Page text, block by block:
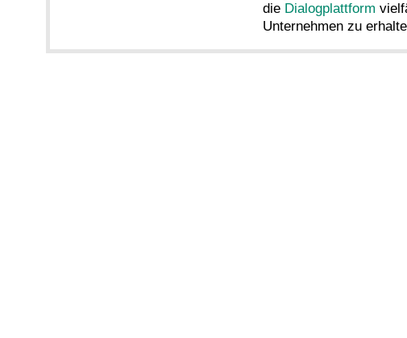
die Dialogplattform
Unternehmen zu